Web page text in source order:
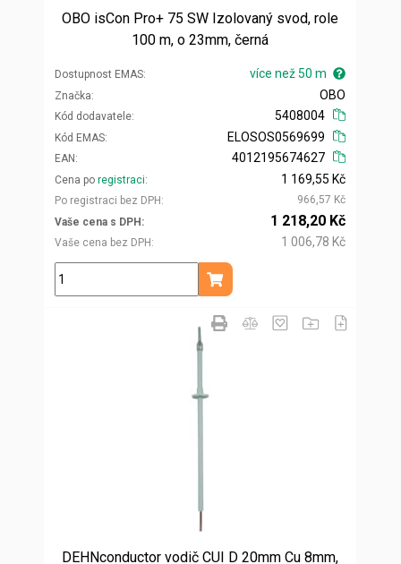
OBO isCon Pro+ 75 SW Izolovaný svod, role
100 m, o 23mm, černá
Dostupnost EMAS více než 50 m
Značka
Kód dodavatele
OBO
5408004
Kód EMAS
EAN
ELOSOS0569699
4012195674627
Cena po registraci
Po registraci bez DPH
1 169,55 Kč
966,57 Kč
Vaše cena s DPH
Vaše cena bez DPH
1 218,20 Kč
1 006,78 Kč
m
Přidat do košíku
DEHNconductor vodič CUI D 20mm Cu 8mm,